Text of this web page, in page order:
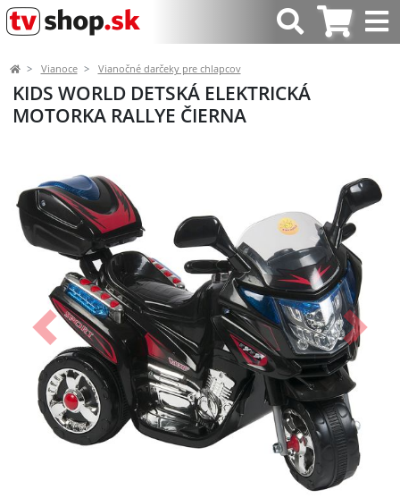
Vianoce Vianočné darčeky pre chlapcov
KIDS WORLD DETSKÁ ELEKTRICKÁ
MOTORKA RALLYE ČIERNA
Predchádzajúci Ďalší